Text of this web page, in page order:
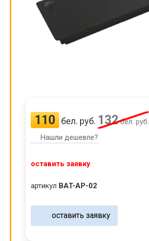
110 бел. руб. 132бел. руб.
Нашли дешевле?
оставить заявку
артикул BAT-AP-02
оставить заявку